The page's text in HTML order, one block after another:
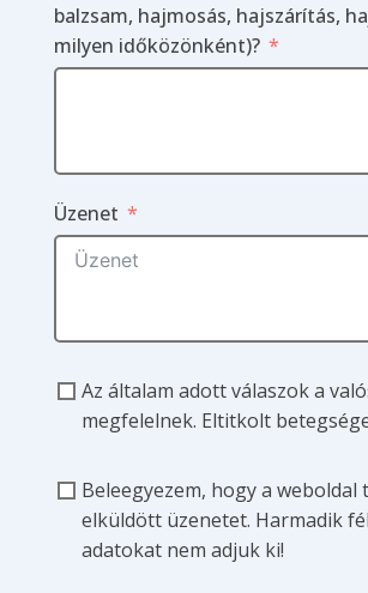
balzsam, hajmosás, hajszárítás,
milyen időközönként)?
Üzenet
Az általam adott válaszok a
megfelelnek. Eltitkolt
Beleegyezem, hogy a weboldal
elküldött üzenetet. Harmadik
adatokat nem adjuk ki!